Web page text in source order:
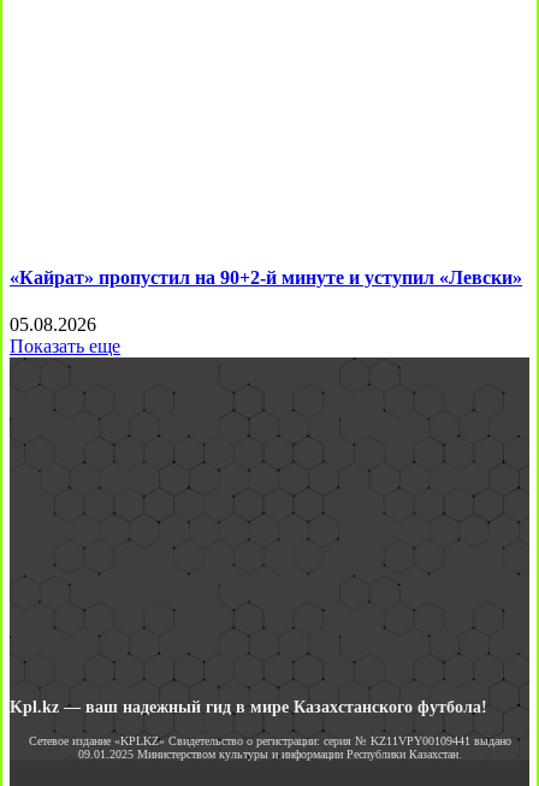
«Кайрат» пропустил на 90+2-й минуте и уступил «Левски»
05.08.2026
Показать еще
Kpl.kz — ваш надежный гид в мире Казахстанского футбола!
Сетевое издание «KPLKZ» Свидетельство о регистрации: серия № KZ11VPY00109441 выдано
09.01.2025 Министерством культуры и информации Республики Казахстан.